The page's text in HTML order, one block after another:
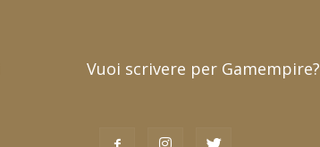
Vuoi scrivere per Gamempire?